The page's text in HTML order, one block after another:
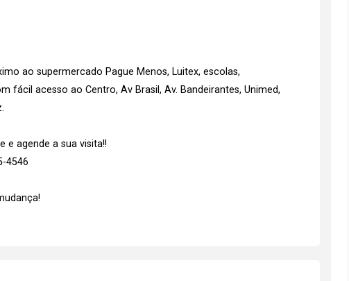
ao supermercado Pague Menos, Luitex, escolas,
fácil acesso ao Centro, Av Brasil, Av. Bandeirantes, Unimed,
e agende a sua visita!!
4546